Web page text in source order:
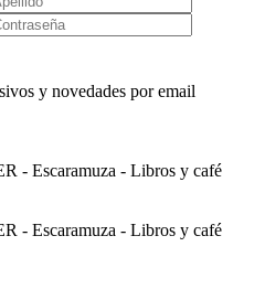
y novedades por email